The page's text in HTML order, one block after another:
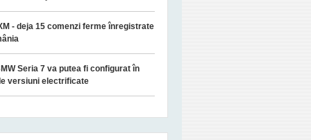
- deja 15 comenzi ferme înregistrate
Seria 7 va putea fi configurat în
versiuni electrificate